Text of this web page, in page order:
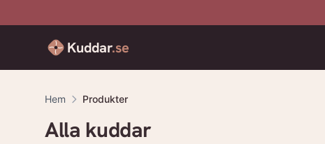
Kuddar.se
Hem Produkter
Alla kuddar